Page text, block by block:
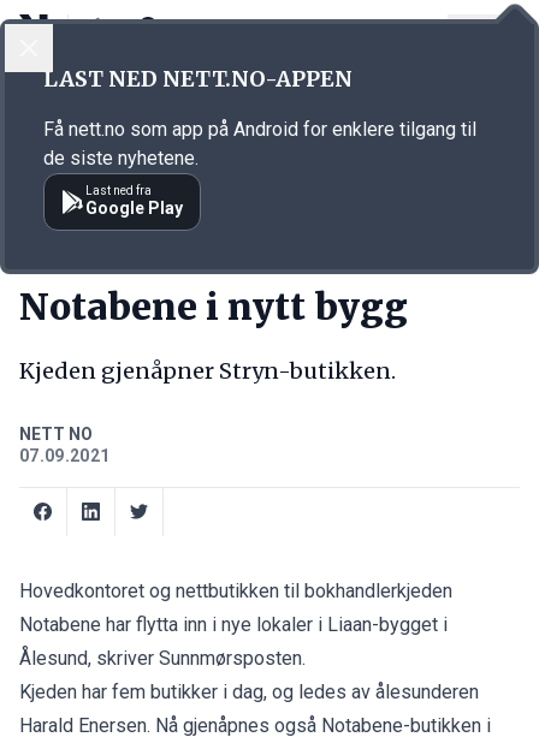
Annonsørinnhold
Notabene i nytt bygg
Kjeden gjenåpner Stryn-butikken.
NETT NO
07.09.2021
Hovedkontoret og nettbutikken til bokhandlerkjeden
Notabene har flytta inn i nye lokaler i Liaan-bygget i
Ålesund, skriver Sunnmørsposten.
Kjeden har fem butikker i dag, og ledes av ålesunderen
Harald Enersen. Nå gjenåpnes også Notabene-butikken i
LAST NED NETT.NO-APPEN
Få nett.no som app på Android for enklere tilgang til
de siste nyhetene.
Last ned fra
Google Play